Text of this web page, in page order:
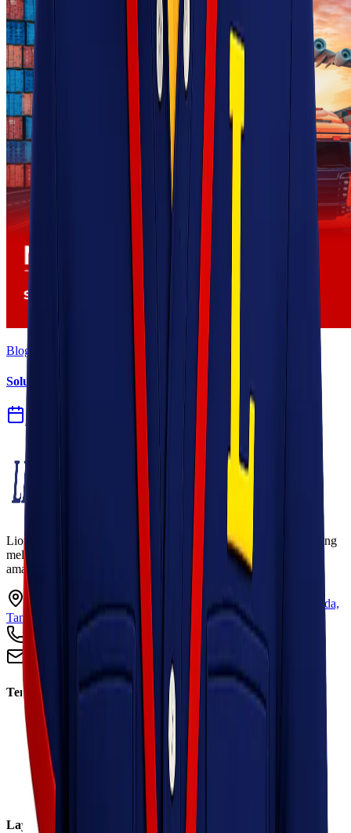
Blog
Solusi Logistik untuk Perusahaan Manufaktur
Lionel Express adalah perusahaan jasa pengiriman terpercaya yang
melayani pengiriman barang ke seluruh Indonesia dengan cepat,
aman, dan harga kompetitif.
Ruko Garden Square Blok G No. 11-12 Jurumudi baru, Benda,
Tangerang, Banten 15124
+62 813 8838 8182
info@lionelexpress.com
Tentang Kami
Tentang Kami
Visi & Misi
Sosial Perusahaan
Karir
Cabang
Informasi
Layanan